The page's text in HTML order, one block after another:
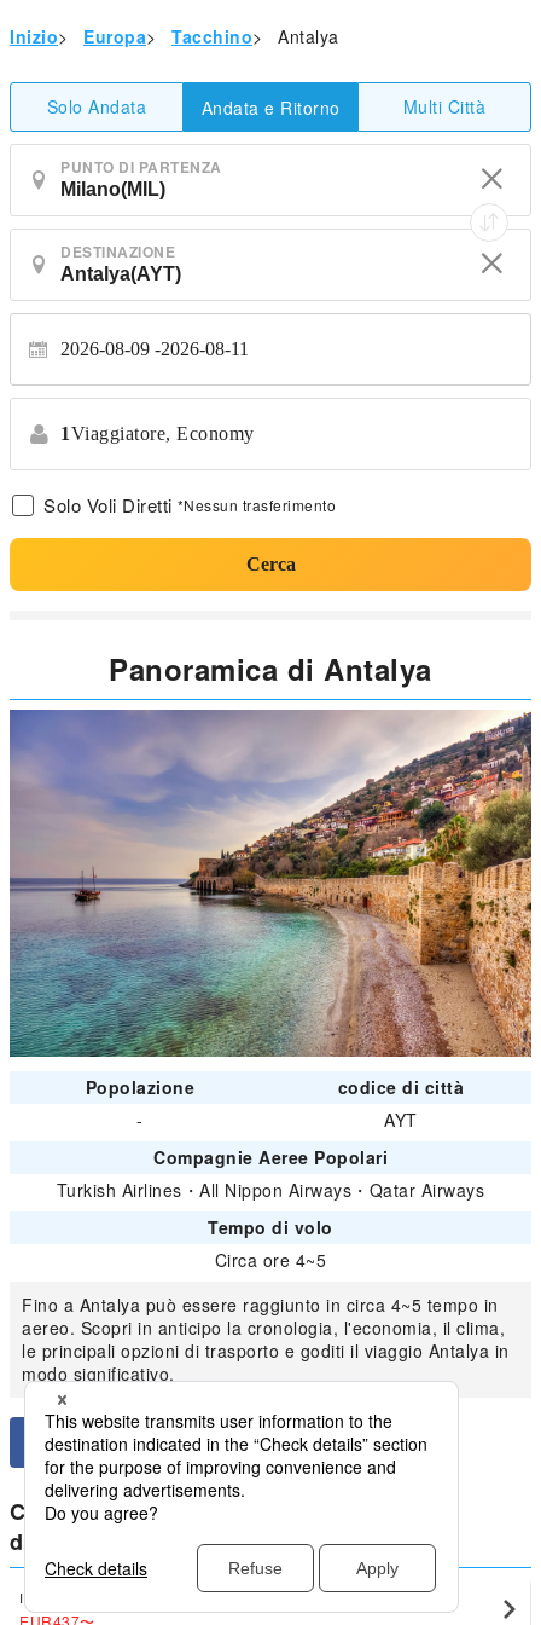
Inizio> Europa> Tacchino> Antalya
Solo Andata Andata e Ritorno Multi Città
PUNTO DI PARTENZA
DESTINAZIONE
2026-08-09 2026-08-11
1Viaggiatore, Economy
Solo Voli Diretti *Nessun trasferimento
Cerca
Panoramica di Antalya
Popolazione
codice di città
-
AYT
Compagnie Aeree Popolari
Turkish Airlines ・All Nippon Airways ・ Qatar Airways
Tempo di volo
Circa ore 4~5
Fino a Antalya può essere raggiunto in circa 4~5 tempo in
aereo. Scopri in anticipo la cronologia, l'economia, il clima,
le principali opzioni di trasporto e goditi il viaggio Antalya in
modo significativo.
Confronta i prezzi più bassi per Tacchino
domestici da Antalya
Istanbul